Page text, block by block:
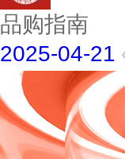
品购指南
2025-04-21